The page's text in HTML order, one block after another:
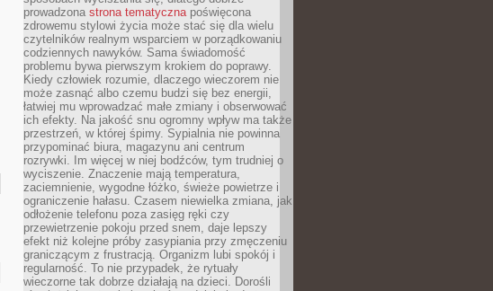
prowadzona strona tematycznapoświęcona
zdrowemu stylowi życia może stać się dla wielu
czytelników realnym wsparciem w porządkowaniu
codziennych nawyków. Sama świadomość
problemu bywa pierwszym krokiem do poprawy.
Kiedy człowiek rozumie, dlaczego wieczorem nie
może zasnąć albo czemu budzi się bez energii,
łatwiej mu wprowadzać małe zmiany i obserwować
ich efekty. Na jakość snu ogromny wpływ ma także
przestrzeń, w której śpimy. Sypialnia nie powinna
przypominać biura, magazynu ani centrum
rozrywki. Im więcej w niej bodźców, tym trudniej o
wyciszenie. Znaczenie mają temperatura,
zaciemnienie, wygodne łóżko, świeże powietrze i
ograniczenie hałasu. Czasem niewielka zmiana, jak
odłożenie telefonu poza zasięg ręki czy
przewietrzenie pokoju przed snem, daje lepszy
efekt niż kolejne próby zasypiania przy zmęczeniu
graniczącym z frustracją. Organizm lubi spokój i
regularność. To nie przypadek, że rytuały
wieczorne tak dobrze działają na dzieci. Dorośli